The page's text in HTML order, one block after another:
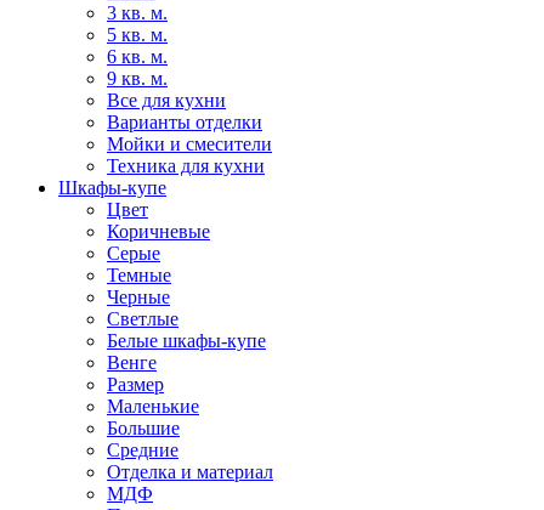
3 кв. м.
5 кв. м.
6 кв. м.
9 кв. м.
Все для кухни
Варианты отделки
Мойки и смесители
Техника для кухни
Шкафы-купе
Цвет
Коричневые
Серые
Темные
Черные
Светлые
Белые шкафы-купе
Венге
Размер
Маленькие
Большие
Средние
Отделка и материал
МДФ